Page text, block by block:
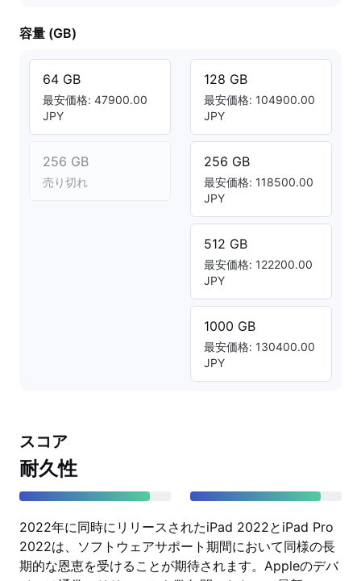
容量 (GB)
64 GB
最安価格: 47900.00
JPY
256 GB
売り切れ
128 GB
最安価格: 104900.00
JPY
256 GB
最安価格: 118500.00
JPY
512 GB
最安価格: 122200.00
JPY
1000 GB
最安価格: 130400.00
JPY
スコア
耐久性
2022年に同時にリリースされたiPad 2022とiPad Pro
2022は、ソフトウェアサポート期間において同様の長
期的な恩恵を受けることが期待されます。Appleのデバ